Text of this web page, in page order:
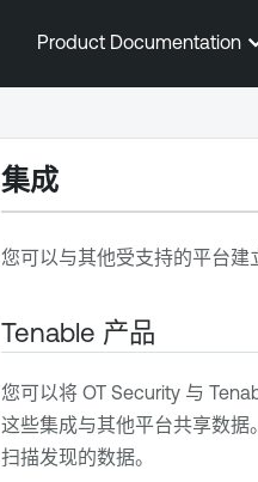
Product Documentation
集成
您可以与其他受支持的平台建
Tenable 产品
您可以将 OT Security与
这些集成与其他平台共享数据
扫描发现的数据。